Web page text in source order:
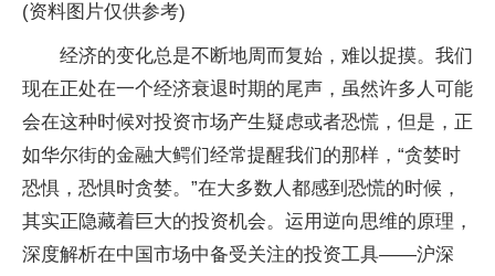
(资料图片仅供参考)
经济的变化总是不断地周而复始，难以捉摸。我们
现在正处在一个经济衰退时期的尾声，虽然许多人可能
会在这种时候对投资市场产生疑虑或者恐慌，但是，正
如华尔街的金融大鳄们经常提醒我们的那样，“贪婪时
恐惧，恐惧时贪婪。”在大多数人都感到恐慌的时候，
其实正隐藏着巨大的投资机会。运用逆向思维的原理，
深度解析在中国市场中备受关注的投资工具——沪深